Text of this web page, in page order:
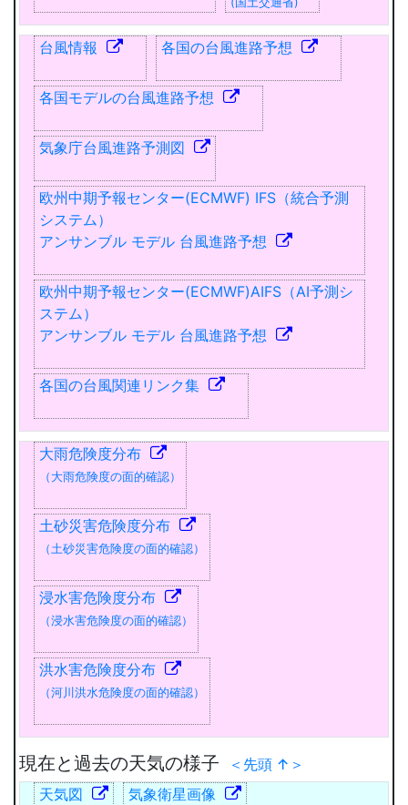
台風情報 各国の台風進路予想
各国モデルの台風進路予想
気象庁台風進路予測図
欧州中期予報センター(ECMWF) IFS（統合予測
システム）
アンサンブル モデル 台風進路予想
欧州中期予報センター(ECMWF)AIFS（AI予測シ
ステム）
アンサンブル モデル 台風進路予想
各国の台風関連リンク集
大雨危険度分布
（大雨危険度の面的確認）
土砂災害危険度分布
（土砂災害危険度の面的確認）
浸水害危険度分布
（浸水害危険度の面的確認）
洪水害危険度分布
（河川洪水危険度の面的確認）
現在と過去の天気の様子
＜先頭 ↑＞
天気図
気象衛星画像